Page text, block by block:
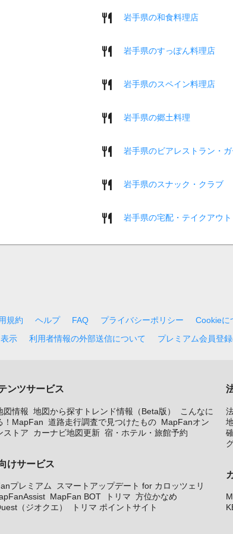
岩手県の和食料理店
岩手県のすっぽん料理店
岩手県のスペイン料理店
岩手県の郷土料理
岩手県のビアレストラン・
岩手県のスナック・クラブ
岩手県の宅配・テイクアウト
規約 ヘルプ FAQ プライバシーポリシー
Cookieに
示 利用者情報の外部送信について プレミアム会員登
ンツサービス
図情報 地図から探すトレンド情報（Beta版）
こんなに
！MapFan 道路走行調査で見つけたもの MapFanオン
ストア
カーナビ地図更新 宿・ホテル・旅館予約
けサービス
プレミアム
スマートアップデート for カロッツェリ
MapFan BOT トリマ 方位かなめ
（ジオクエ）
トリマ ポイントサイト